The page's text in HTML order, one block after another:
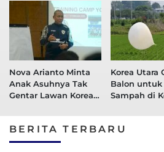
Nova Arianto Minta
Anak Asuhnya Tak
Gentar Lawan Korea
Korea Utara
Balon untuk
Sampah di
BERITA TERBARU